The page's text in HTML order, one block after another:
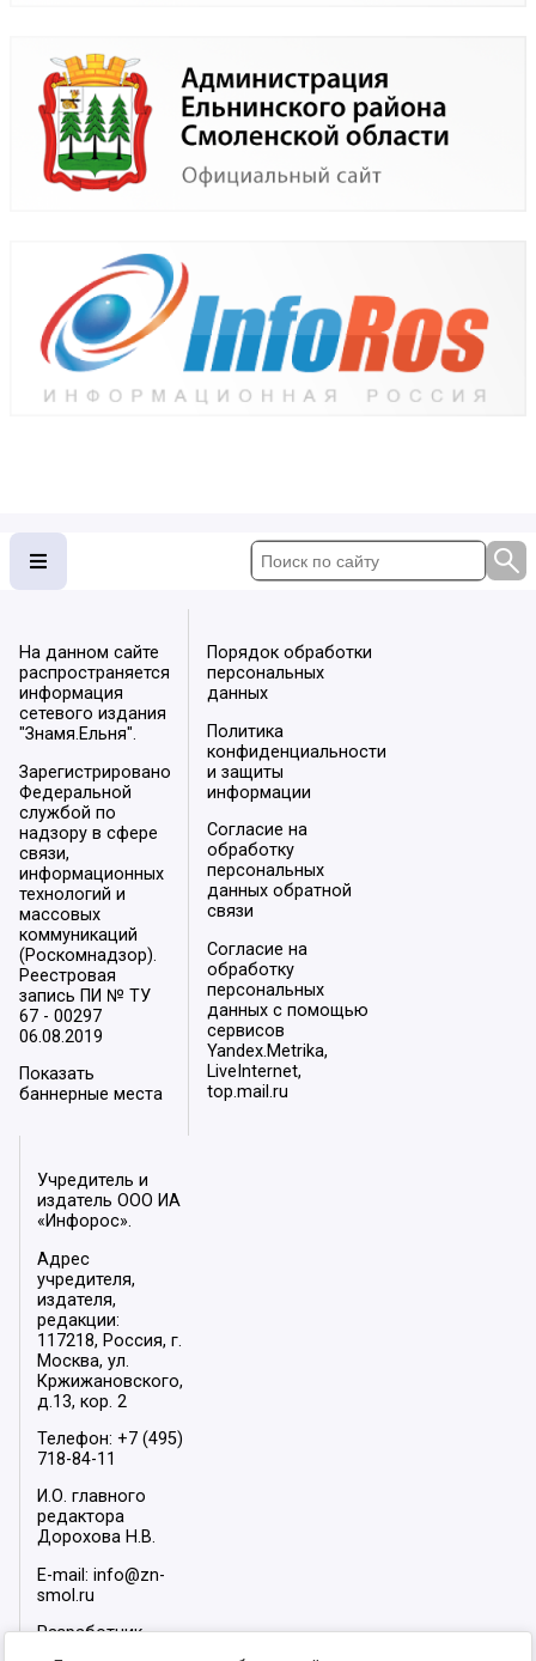
На данном сайте
распространяется
информация
сетевого издания
"Знамя.Ельня".
Зарегистрировано
Федеральной
службой по
надзору в сфере
связи,
информационных
технологий и
массовых
коммуникаций
(Роскомнадзор).
Реестровая
запись ПИ № ТУ
67 - 00297
06.08.2019
Показать
баннерные места
Порядок обработки
персональных
данных
Политика
конфиденциальности
и защиты
информации
Согласие на
обработку
персональных
данных обратной
связи
Согласие на
обработку
персональных
данных с помощью
сервисов
Yandex.Metrika,
LiveInternet,
top.mail.ru
Учредитель и
издатель ООО ИА
«Инфорос».
Адрес
учредителя,
издателя,
редакции:
117218, Россия, г.
Москва, ул.
Кржижановского,
д.13, кор. 2
Телефон: +7 (495)
718-84-11
И.О. главного
редактора
Дорохова Н.В.
E-mail: info@zn-
smol.ru
Разработчик